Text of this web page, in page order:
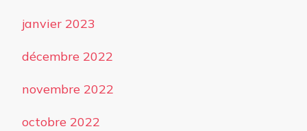
janvier 2023
décembre 2022
novembre 2022
octobre 2022